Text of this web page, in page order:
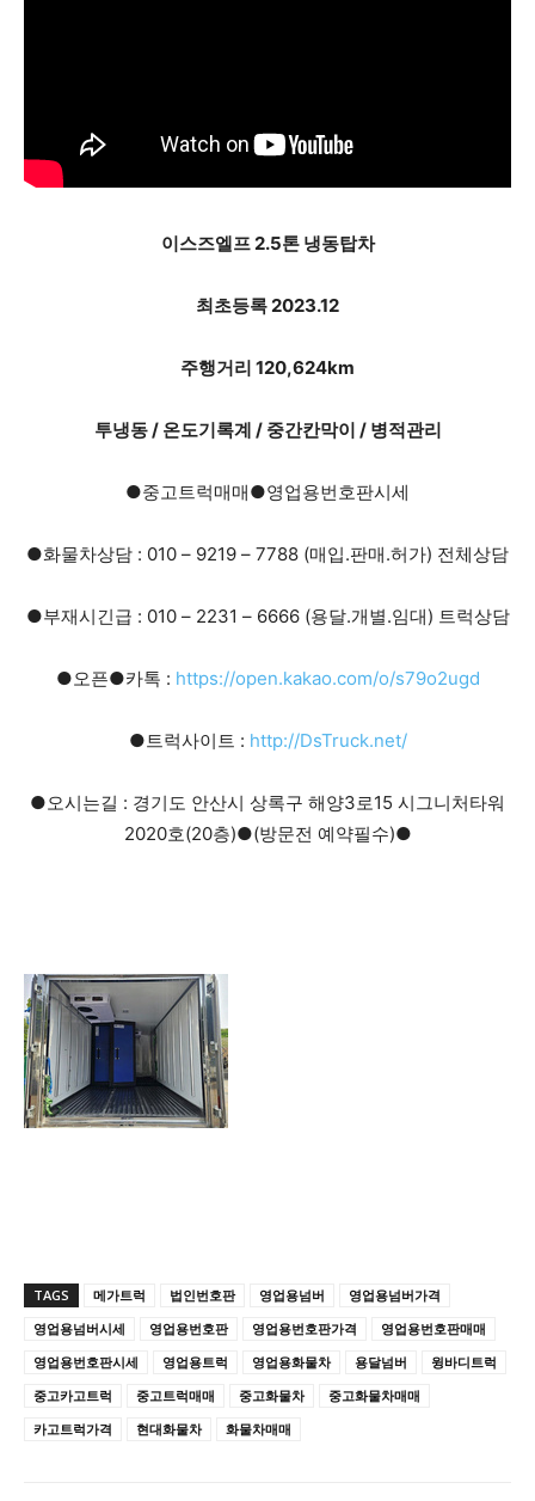
이스즈엘프 2.5톤 냉동탑차
최초등록 2023.12
주행거리 120,624km
투냉동 / 온도기록계 / 중간칸막이 / 병적관리
●중고트럭매매●영업용번호판시세
●화물차상담 : 010 – 9219 – 7788 (매입.판매.허가) 전체상담
●부재시긴급 : 010 – 2231 – 6666 (용달.개별.임대) 트럭상담
●오픈●카톡 : https://open.kakao.com/o/s79o2ugd
●트럭사이트 : http://DsTruck.net/
●오시는길 : 경기도 안산시 상록구 해양3로15 시그니처타워
2020호(20층)●(방문전 예약필수)●
TAGS 메가트럭 법인번호판 영업용넘버
영업용넘버가격
영업용넘버시세
영업용번호판 영업용번호판가격
영업용번호판매매
영업용번호판시세
영업용트럭 영업용화물차 용달넘버
윙바디트럭
중고카고트럭
중고트럭매매 중고화물차
중고화물차매매
카고트럭가격
현대화물차 화물차매매